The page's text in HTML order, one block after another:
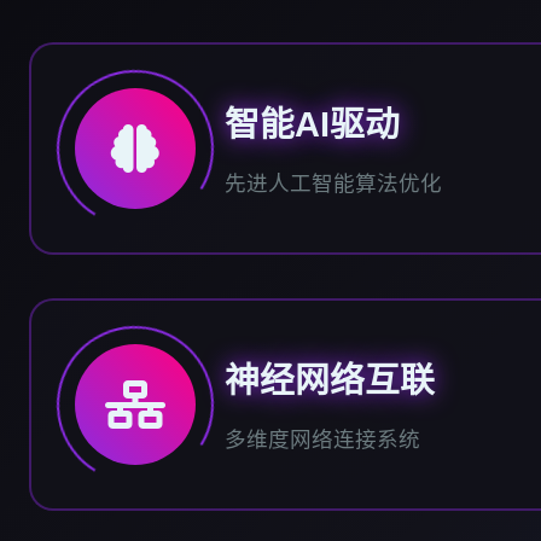
智能AI驱动
先进人工智能算法优化
神经网络互联
多维度网络连接系统